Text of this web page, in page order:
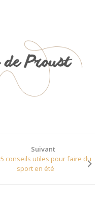
Suivant
5 conseils utiles pour faire du
sport en été